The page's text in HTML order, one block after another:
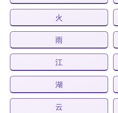
火
雨
江
湖
云